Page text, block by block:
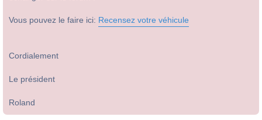
Vous pouvez le faire ici: Recensez votre véhicule
Cordialement
Le président
Roland